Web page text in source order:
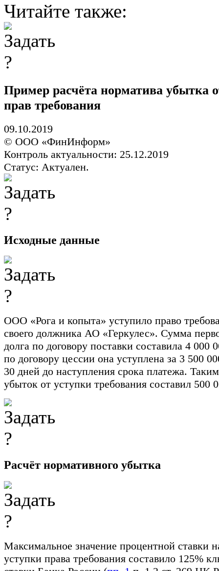
Читайте также:
Пример расчёта норматива убытка
прав требования
09.10.2019
© ООО «ФинИнформ»
Контроль актуальности: 25.12.2019
Статус: Актуален.
Исходные данные
ООО «Рога и копыта» уступило право
своего должника АО «Геркулес». Сумма
долга по договору поставки составила 4 000
по договору цессии она уступлена за 3 500
30 дней до наступления срока платежа.
убыток от уступки требования составил 500
Расчёт нормативного убытка
Максимальное значение процентной ставки
уступки права требования составило 125%